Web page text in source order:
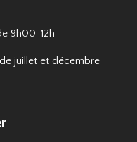
9h00-12h
juillet et décembre